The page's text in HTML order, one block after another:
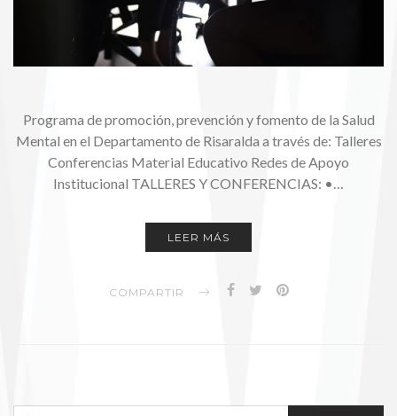
Programa de promoción, prevención y fomento de la Salud
Mental en el Departamento de Risaralda a través de: Talleres
Conferencias Material Educativo Redes de Apoyo
Institucional TALLERES Y CONFERENCIAS: •…
LEER MÁS
COMPARTIR